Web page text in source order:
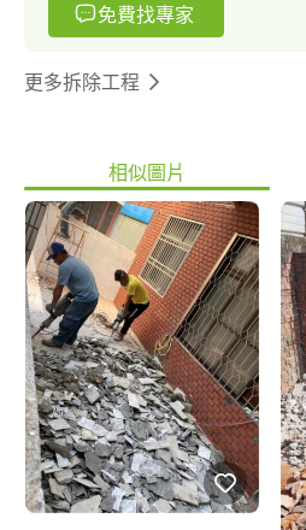
免費找專家
更多拆除工程
相似圖片